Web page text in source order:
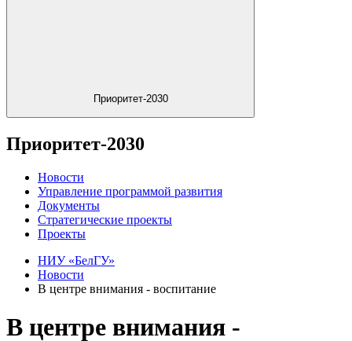
Приоритет-2030
Приоритет-2030
Новости
Управление программой развития
Документы
Стратегические проекты
Проекты
НИУ «БелГУ»
Новости
В центре внимания - воспитание
В центре внимания -